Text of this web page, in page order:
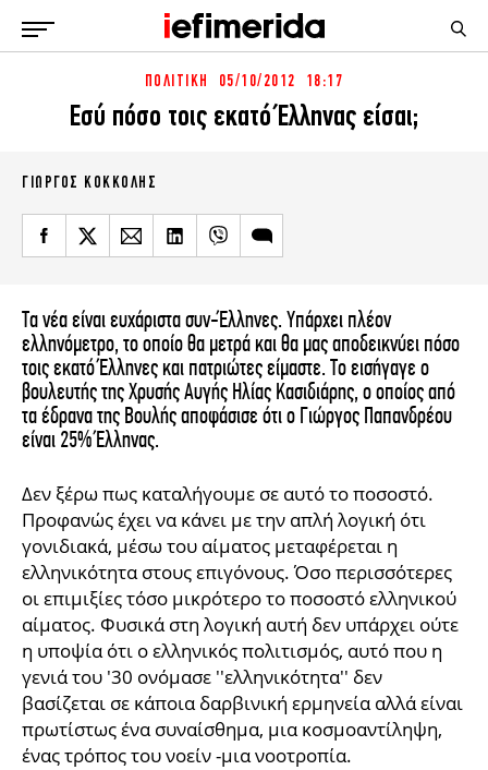
ΠΟΛΙΤΙΚΗ
NON PAPER
ΕΛΛΑΔΑ
ΠΟΛΙΤΙΣΜΟΣ
ΖΩΗ
ΣΠΟΡ
ΓΥΝΑΙΚΑ
ΕΚΛΟΓΕΣ
TRAVEL
ΤΕΧΝΟΛΟΓΙΑ
ΥΓΕΙΑ
DESIGN
ΟΛΥΜΠΙΑΚΟΙ ΑΓΩΝΕΣ
EURO
GREEN
PODCAST
iBOOKS
ΖΩΔΙΑ
OSCARS
THE OCEAN
MEDIA
ELAMEFORA
NEWSLETTER
ΓΙΏΡΓΟΣ ΚΟΚΚΌΛΗΣ
ΠΟΛΙΤΙΚΗ 05/10/2012 18:17
Εσύ πόσο τοις εκατό Έλληνας είσαι;
Τα νέα είναι ευχάριστα συν-Έλληνες. Υπάρχει πλέον
ελληνόμετρο, το οποίο θα μετρά και θα μας αποδεικνύει πόσο
τοις εκατό Έλληνες και πατριώτες είμαστε. Το εισήγαγε ο
βουλευτής της Χρυσής Αυγής Ηλίας Κασιδιάρης, ο οποίος από
τα έδρανα της Βουλής αποφάσισε ότι ο Γιώργος Παπανδρέου
είναι 25% Έλληνας.
Δεν ξέρω πως καταλήγουμε σε αυτό το ποσοστό.
Προφανώς έχει να κάνει με την απλή λογική ότι
γονιδιακά, μέσω του αίματος μεταφέρεται η
ελληνικότητα στους επιγόνους. Όσο περισσότερες
οι επιμιξίες τόσο μικρότερο το ποσοστό ελληνικού
αίματος. Φυσικά στη λογική αυτή δεν υπάρχει ούτε
η υποψία ότι ο ελληνικός πολιτισμός, αυτό που η
γενιά του '30 ονόμασε ''ελληνικότητα'' δεν
βασίζεται σε κάποια δαρβινική ερμηνεία αλλά είναι
πρωτίστως ένα συναίσθημα, μια κοσμοαντίληψη,
ένας τρόπος του νοείν -μια νοοτροπία.